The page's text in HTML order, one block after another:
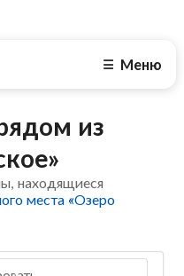
☰ Меню
из
находящиеся
места «Озеро